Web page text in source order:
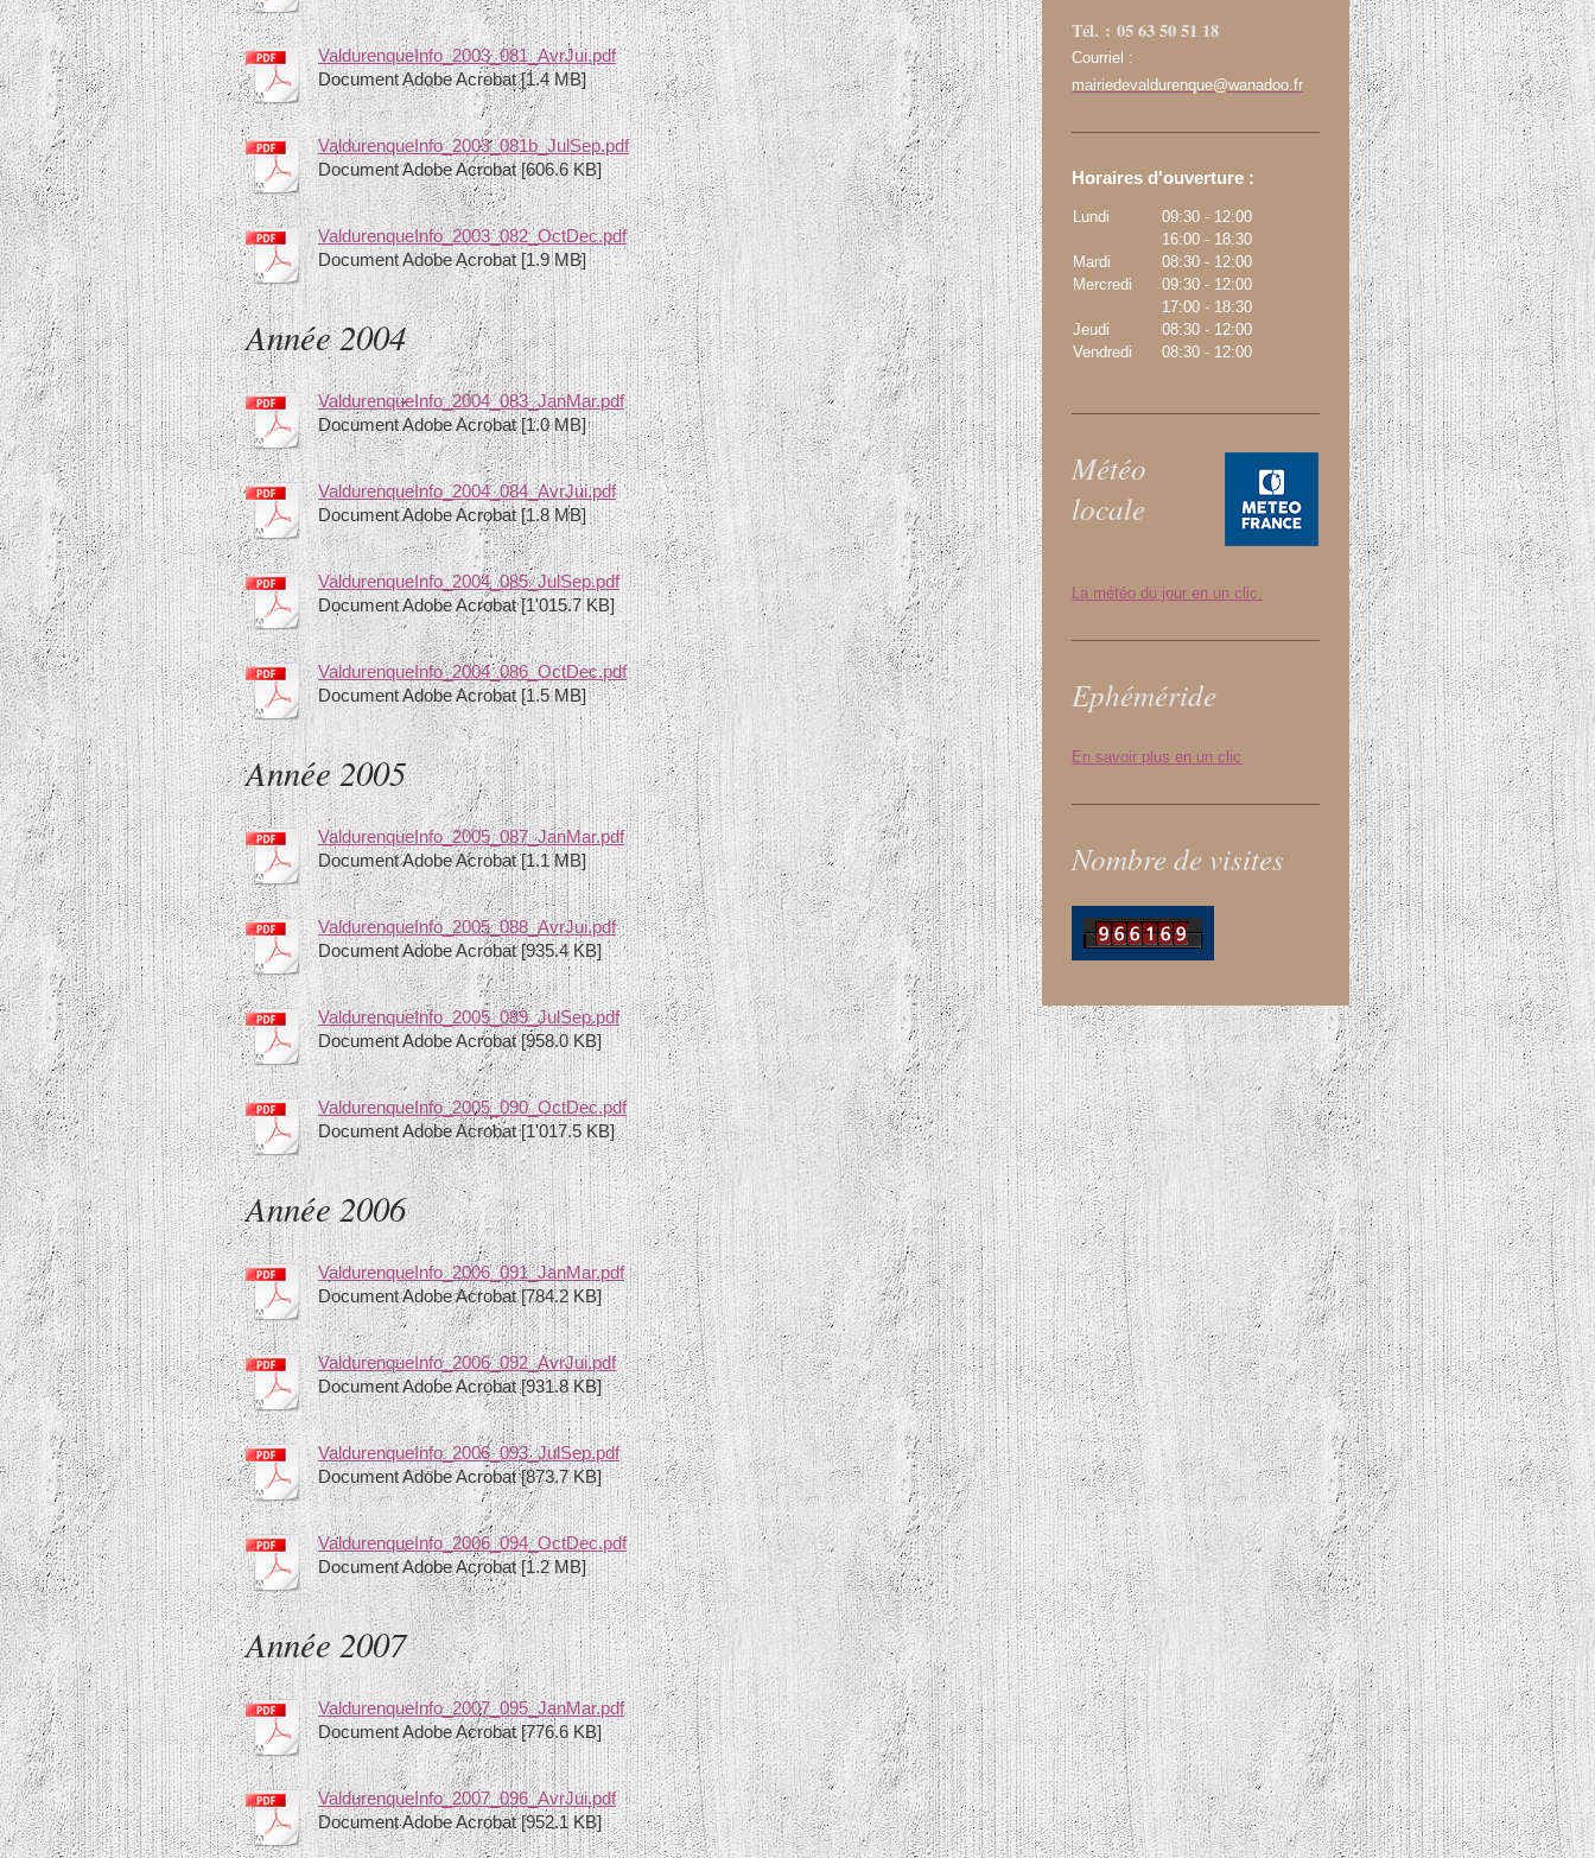
ValdurenqueInfo_2003_081_AvrJui.pdf
Document Adobe Acrobat [1.4 MB]
ValdurenqueInfo_2003_081b_JulSep.pdf
Document Adobe Acrobat [606.6 KB]
ValdurenqueInfo_2003_082_OctDec.pdf
Document Adobe Acrobat [1.9 MB]
Année 2004
ValdurenqueInfo_2004_083_JanMar.pdf
Document Adobe Acrobat [1.0 MB]
ValdurenqueInfo_2004_084_AvrJui.pdf
Document Adobe Acrobat [1.8 MB]
ValdurenqueInfo_2004_085_JulSep.pdf
Document Adobe Acrobat [1'015.7 KB]
ValdurenqueInfo_2004_086_OctDec.pdf
Document Adobe Acrobat [1.5 MB]
Année 2005
ValdurenqueInfo_2005_087_JanMar.pdf
Document Adobe Acrobat [1.1 MB]
ValdurenqueInfo_2005_088_AvrJui.pdf
Document Adobe Acrobat [935.4 KB]
ValdurenqueInfo_2005_089_JulSep.pdf
Document Adobe Acrobat [958.0 KB]
ValdurenqueInfo_2005_090_OctDec.pdf
Document Adobe Acrobat [1'017.5 KB]
Année 2006
ValdurenqueInfo_2006_091_JanMar.pdf
Document Adobe Acrobat [784.2 KB]
ValdurenqueInfo_2006_092_AvrJui.pdf
Document Adobe Acrobat [931.8 KB]
ValdurenqueInfo_2006_093_JulSep.pdf
Document Adobe Acrobat [873.7 KB]
ValdurenqueInfo_2006_094_OctDec.pdf
Document Adobe Acrobat [1.2 MB]
Année 2007
ValdurenqueInfo_2007_095_JanMar.pdf
Document Adobe Acrobat [776.6 KB]
ValdurenqueInfo_2007_096_AvrJui.pdf
Document Adobe Acrobat [952.1 KB]
Tél. : 05 63 50 51 18
Courriel :
mairiedevaldurenque@wanadoo.fr
Horaires d'ouverture :
Lundi 09:30 - 12:00
16:00 - 18:30
Mardi
08:30 - 12:00
Mercredi
09:30 - 12:00
17:00 - 18:30
Jeudi
08:30 - 12:00
Vendredi
08:30 - 12:00
Météo
locale
La météo du jour en un clic.
Ephéméride
En savoir plus en un clic
Nombre de visites